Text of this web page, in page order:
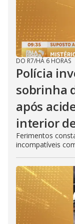
DO R7/HÁ 6 HORAS
Polícia
sobrinha
após
interior
Ferimentos
incompatíveis